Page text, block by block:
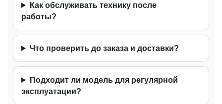
Как обслуживать технику после
работы?
Что проверить до заказа и доставки?
Подходит ли модель для регулярной
эксплуатации?